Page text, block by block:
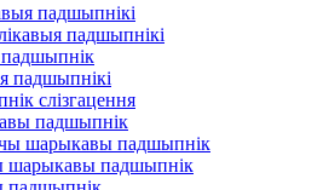
падшыпнікі
падшыпнікі
падшыпнікі
слізгацення
падшыпнік
шарыкавы падшыпнік
шарыкавы падшыпнік